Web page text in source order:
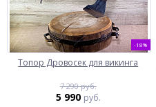
-18%
Топор Дровосек для викинга
7 290 руб.
5 990 руб.